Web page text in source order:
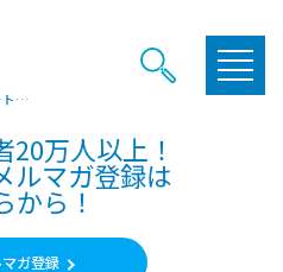
OBC360°は企業のあらゆる業務をサポートするヒントやお役立ち情報をご提供しています
20万人以上！
ルマガ登録は
から！
ガ登録